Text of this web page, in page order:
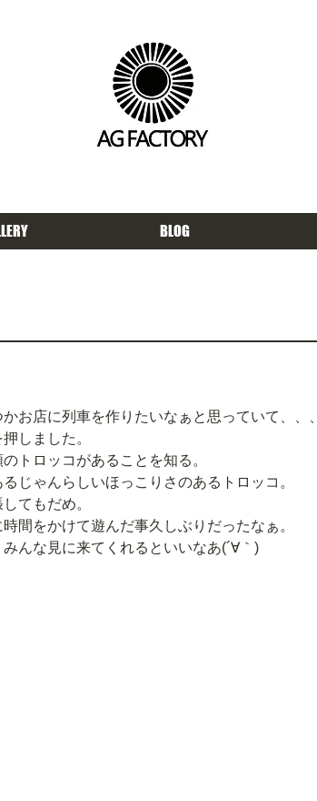
BLOG
お店に列車を作りたいなぁと思っていて、、、
しました。
トロッコがあることを知る。
じゃんらしいほっこりさのあるトロッコ。
てもだめ。
間をかけて遊んだ事久しぶりだったなぁ。
んな見に来てくれるといいなあ(´∀｀)